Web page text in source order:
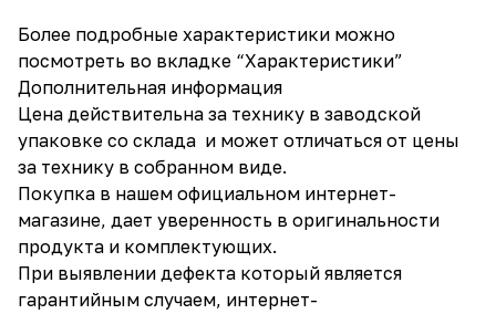
Более подробные характеристики можно
посмотреть во вкладке “Характеристики”
Дополнительная информация
Цена действительна за технику в заводской
упаковке со склада и может отличаться от цены
за технику в собранном виде.
Покупка в нашем официальном интернет-
магазине, дает уверенность в оригинальности
продукта и комплектующих.
При выявлении дефекта который является
гарантийным случаем, интернет-